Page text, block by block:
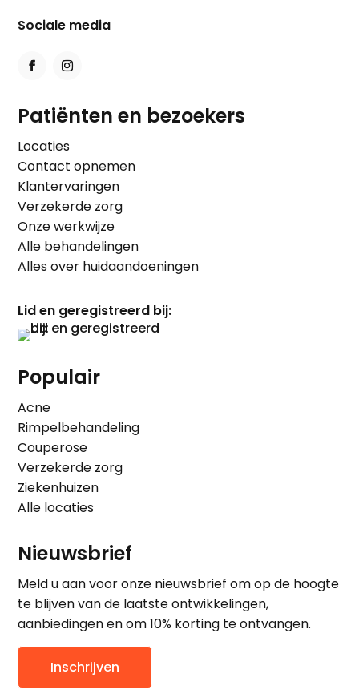
Sociale media
Patiënten en bezoekers
Locaties
Contact opnemen
Klantervaringen
Verzekerde zorg
Onze werkwijze
Alle behandelingen
Alles over huidaandoeningen
Lid en geregistreerd bij:
Populair
Acne
Rimpelbehandeling
Couperose
Verzekerde zorg
Ziekenhuizen
Alle locaties
Nieuwsbrief
Meld u aan voor onze nieuwsbrief om op de hoogte
te blijven van de laatste ontwikkelingen,
aanbiedingen en om 10% korting te ontvangen.
Inschrijven